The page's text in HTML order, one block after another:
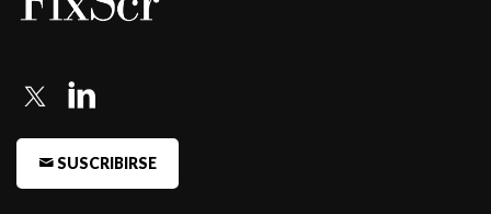
SUSCRIBIRSE